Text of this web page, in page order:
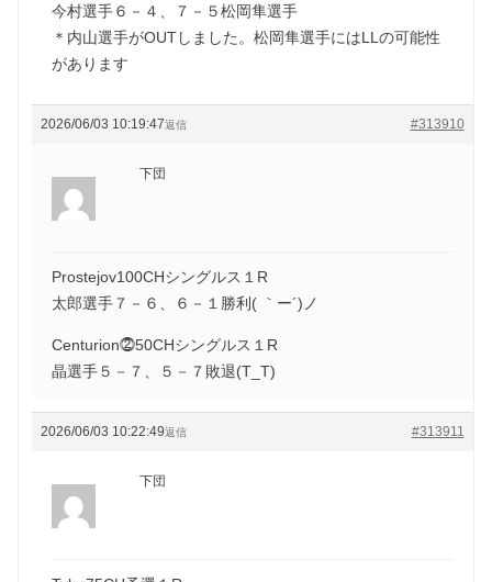
今村選手６－４、７－５松岡隼選手
＊内山選手がOUTしました。松岡隼選手にはLLの可能性
があります
2026/06/03 10:19:47 #313910
返信
下団
Prostejov100CHシングルス１R
太郎選手７－６、６－１勝利( ｀ー´)ノ
Centurion⓶50CHシングルス１R
晶選手５－７、５－７敗退(T_T)
2026/06/03 10:22:49 #313911
返信
下団